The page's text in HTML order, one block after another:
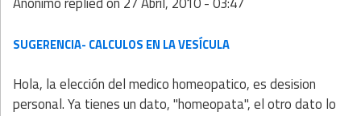
SUGERENCIA- CALCULOS EN LA VESÍCULA
Hola, la elección del medico homeopatico, es desision
personal. Ya tienes un dato, "homeopata", el otro dato lo